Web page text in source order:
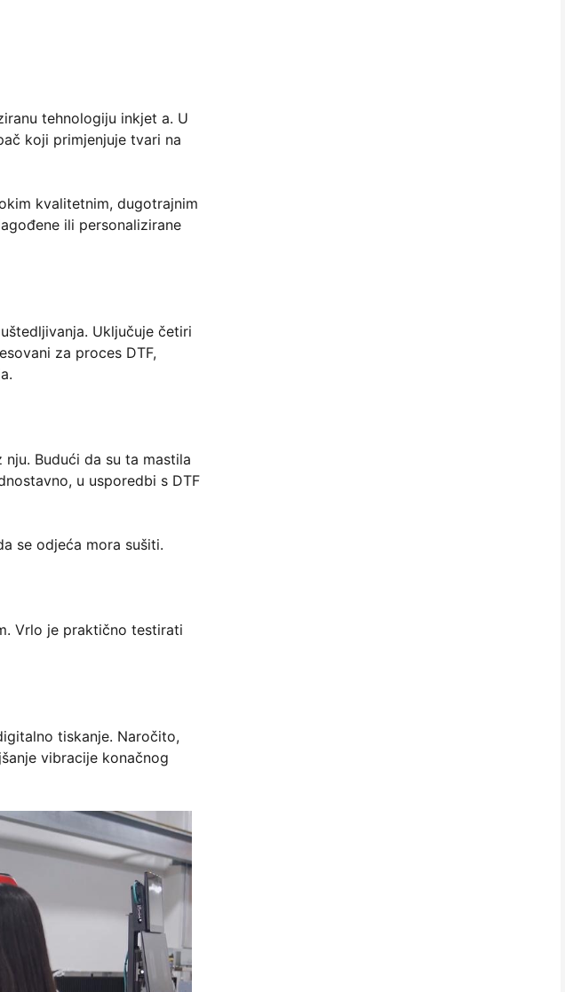
tehnologiju inkjet a. U
koji primjenjuje tvari na
kvalitetnim, dugotrajnim
ili personalizirane
Uključuje četiri
za proces DTF,
Budući da su ta mastila
u usporedbi s DTF
se odjeća mora sušiti.
Vrlo je praktično testirati
tiskanje. Naročito,
vibracije konačnog